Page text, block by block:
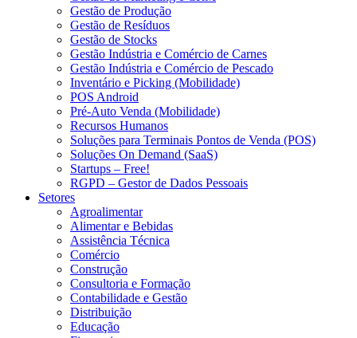
Gestão de Produção
Gestão de Resíduos
Gestão de Stocks
Gestão Indústria e Comércio de Carnes
Gestão Indústria e Comércio de Pescado
Inventário e Picking (Mobilidade)
POS Android
Pré-Auto Venda (Mobilidade)
Recursos Humanos
Soluções para Terminais Pontos de Venda (POS)
Soluções On Demand (SaaS)
Startups – Free!
RGPD – Gestor de Dados Pessoais
Setores
Agroalimentar
Alimentar e Bebidas
Assistência Técnica
Comércio
Construção
Consultoria e Formação
Contabilidade e Gestão
Distribuição
Educação